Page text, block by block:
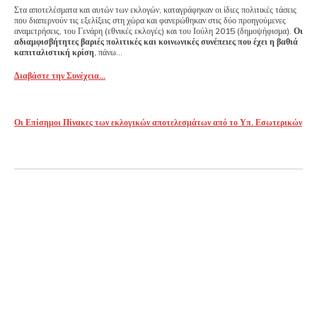
Στα αποτελέσματα και αυτών των εκλογών, καταγράφηκαν οι ίδιες πολιτικές τάσεις
που διαπερνούν τις εξελίξεις στη χώρα και φανερώθηκαν στις δύο προηγούμενες
αναμετρήσεις, του Γενάρη (εθνικές εκλογές) και του Ιούλη 2015 (δημοψήφισμα). Οι
αδιαμφισβήτητες βαριές πολιτικές και κοινωνικές συνέπειες που έχει η βαθιά
καπιταλιστική κρίση , πάνω…
Διαβάστε την Συνέχεια…
Οι Επίσημοι Πίνακες των εκλογικών αποτελεσμάτων από το Υπ. Εσωτερικών